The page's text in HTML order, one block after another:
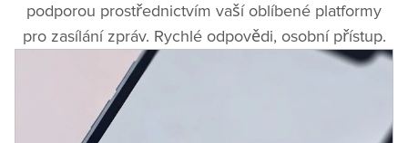
podporou prostřednictvím vaší oblíbené platformy
pro zasílání zpráv. Rychlé odpovědi, osobní přístup.